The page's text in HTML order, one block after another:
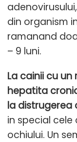
din organism
ramanand
– 9 luni.
La cainii cu
hepatita
la distrugerea
in special
ochiului. Un